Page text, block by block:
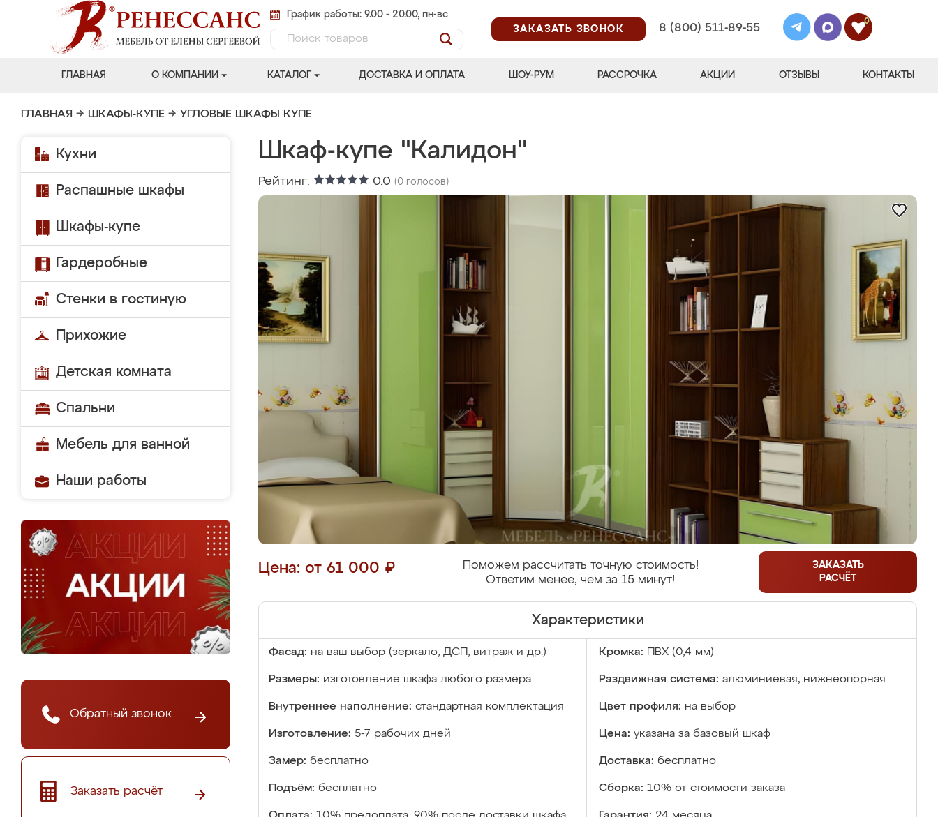
График работы: 9.00 - 20.00, пн-вс
ЗАКАЗАТЬ ЗВОНОК
8 (800) 511-89-55
0
ГЛАВНАЯ О КОМПАНИИ КАТАЛОГ ДОСТАВКА И ОПЛАТА ШОУ-РУМ РАССРОЧКА АКЦИИ ОТЗЫВЫ КОНТАКТЫ
ГЛАВНАЯ → ШКАФЫ-КУПЕ → УГЛОВЫЕ ШКАФЫ КУПЕ
Кухни
Распашные шкафы
Шкафы-купе
Гардеробные
Стенки в гостиную
Прихожие
Детская комната
Спальни
Мебель для ванной
Наши работы
Обратный звонок
Заказать расчёт
Шкаф-купе "Калидон"
Рейтинг: 0.0 (0 голосов)
Цена: от 61 000 ₽
Поможем рассчитать точную стоимость!
Ответим менее, чем за 15 минут!
ЗАКАЗАТЬ
РАСЧЁТ
Характеристики
Фасад: на ваш выбор (зеркало, ДСП, витраж и др.) Кромка: ПВХ (0,4 мм)
Размеры: изготовление шкафа любого размера Раздвижная система: алюминиевая, нижнеопорная
Внутреннее наполнение: стандартная комплектация Цвет профиля: на выбор
Изготовление: 5-7 рабочих дней Цена: указана за базовый шкаф
Замер: бесплатно Доставка: бесплатно
Подъём: бесплатно Сборка: 10% от стоимости заказа